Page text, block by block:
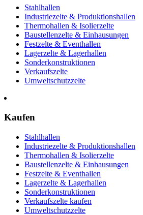
Stahlhallen
Industriezelte & Produktionshallen
Thermohallen & Isolierzelte
Baustellenzelte & Einhausungen
Festzelte & Eventhallen
Lagerzelte & Lagerhallen
Sonderkonstruktionen
Verkaufszelte
Umweltschutzzelte
Kaufen
Stahlhallen
Industriezelte & Produktionshallen
Thermohallen & Isolierzelte
Baustellenzelte & Einhausungen
Festzelte & Eventhallen
Lagerzelte & Lagerhallen
Sonderkonstruktionen
Verkaufszelte kaufen
Umweltschutzzelte